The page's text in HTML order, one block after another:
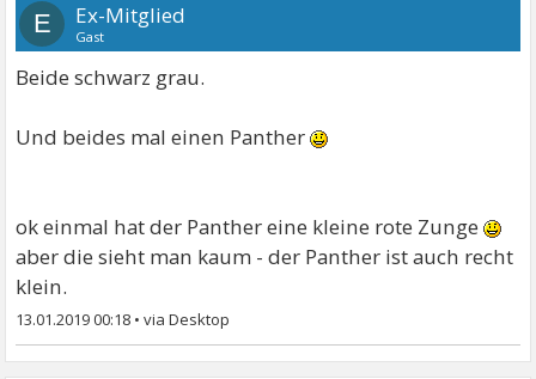
E Ex-Mitglied
Gast
Beide schwarz grau.
Und beides mal einen Panther
ok einmal hat der Panther eine kleine rote Zunge
aber die sieht man kaum - der Panther ist auch recht
klein.
13.01.2019 00:18 •